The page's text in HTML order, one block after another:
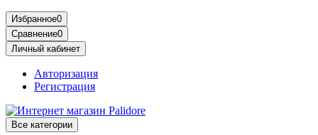
Избранное0
Сравнение0
Личный кабинет
Авторизация
Регистрация
Все категории